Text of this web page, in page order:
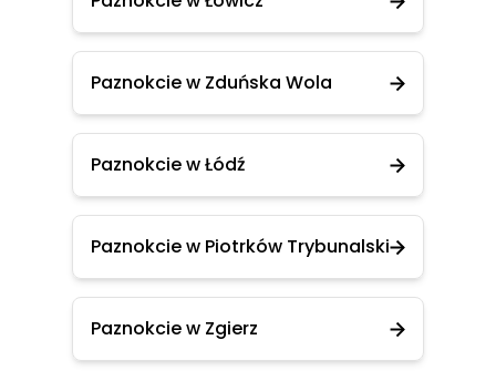
Paznokcie w Zduńska Wola
Paznokcie w Łódź
Paznokcie w Piotrków Trybunalski
Paznokcie w Zgierz